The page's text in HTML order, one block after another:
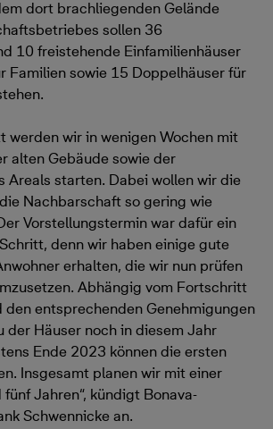
dort brachliegenden Gelände
sollen 36
10 freistehende Einfamilienhäuser
Familien sowie 15 Doppelhäuser für
werden wir in wenigen Wochen mit
alten Gebäude sowie der
Areals starten. Dabei wollen wir die
Nachbarschaft so gering wie
Vorstellungstermin war dafür ein
denn wir haben einige gute
erhalten, die wir nun prüfen
Abhängig vom Fortschritt
entsprechenden Genehmigungen
der Häuser noch in diesem Jahr
Ende 2023 können die ersten
Insgesamt planen wir mit einer
Jahren“, kündigt Bonava-
Schwennicke an.